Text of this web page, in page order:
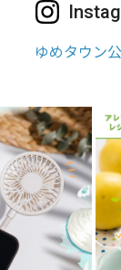
ゆめタウン